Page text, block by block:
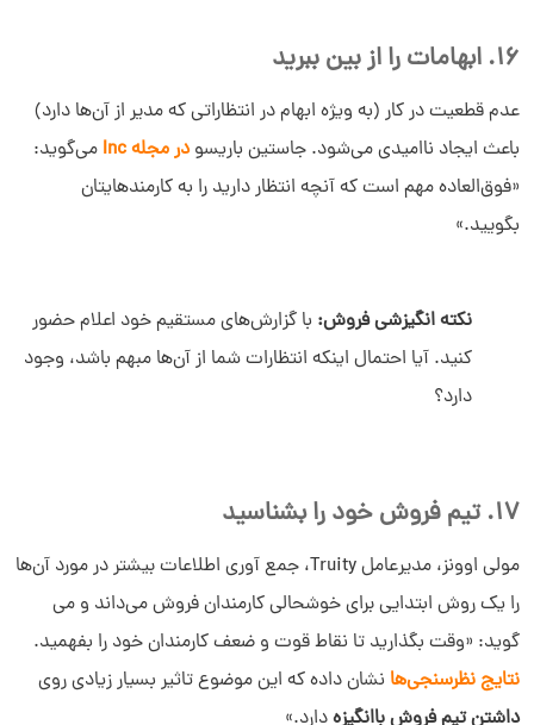
16. ابهامات را از بین ببرید
عدم قطعیت در کار (به ویژه ابهام در انتظاراتی که مدیر از آن‌ها دارد)
باعث ایجاد ناامیدی می‌شود. جاستین باریسودر مجله Inc
می‌گوید:‌
«فوق‌العاده مهم است که آنچه انتظار دارید را به کارمندهایتان
بگویید.»
نکته انگیزشی فروش: با گزارش‌های مستقیم خود اعلام حضور
کنید. آیا احتمال اینکه انتظارات شما از آن‌ها مبهم باشد، وجود
دارد؟
17. تیم فروش خود را بشناسید
مولی اوونز، مدیرعامل Truity، جمع‌ آوری اطلاعات بیشتر در مورد آن‌ها
را یک روش ابتدایی برای خوشحالی کارمندان فروش می‌داند و می
گوید:‌ «وقت بگذارید تا نقاط قوت و ضعف کارمندان خود را بفهمید.
نتایج نظرسنجی‌ها نشان داده که این موضوع تاثیر بسیار زیادی روی
داشتن تیم فروش باانگیزهدارد.»